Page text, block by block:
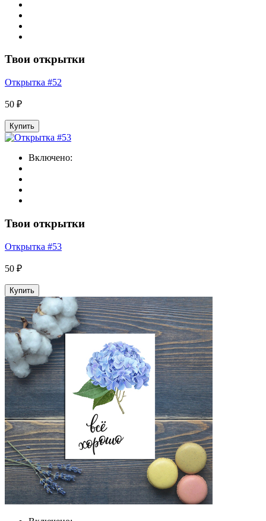
Твои открытки
Открытка #52
50 ₽
Купить
Включено:
Твои открытки
Открытка #53
50 ₽
Купить